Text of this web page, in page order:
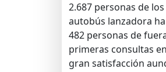
2.687 personas de
autobús lanzadora
482 personas de
primeras consultas
gran satisfacción